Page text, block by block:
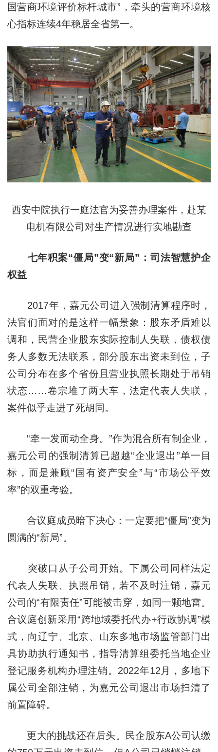
国营商环境评价标杆城市”，牵头的营商环境核
心指标连续4年稳居全省第一。
西安中院执行一庭法官为妥善办理案件，赴某
电机有限公司对生产情况进行实地勘查
七年积案“僵局”变“新局”：司法智慧护企
权益
2017年，嘉元公司进入强制清算程序时，
法官们面对的是这样一幅景象：股东矛盾难以
调和，民营企业股东实际控制人失联，债权债
务人多数无法联系，部分股东出资未到位，子
公司分布在多个省份且营业执照长期处于吊销
状态……卷宗堆了两大车，法定代表人失联，
案件似乎走进了死胡同。
“牵一发而动全身。”作为混合所有制企业，
嘉元公司的强制清算已超越“企业退出”单一目
标，而是兼顾“国有资产安全”与“市场公平效
率”的双重考验。
合议庭成员暗下决心：一定要把“僵局”变为
圆满的“新局”。
突破口从子公司开始。下属公司同样法定
代表人失联、执照吊销，若不及时注销，嘉元
公司的“有限责任”可能被击穿，如同一颗地雷。
合议庭创新采用“跨地域委托代办+行政协调”模
式，向辽宁、北京、山东多地市场监管部门出
具协助执行通知书，指导清算组委托当地企业
登记服务机构办理注销。2022年12月，多地下
属公司全部注销，为嘉元公司退出市场扫清了
前置障碍。
更大的挑战还在后头。民企股东A公司认缴